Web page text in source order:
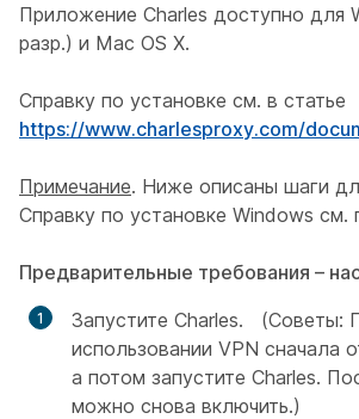
Приложение Charles доступно для
разр.) и Mac OS X.
Справку по установке см. в статье
https://www.charlesproxy.com/
Примечание. Ниже описаны шаги
Справку по установке Windows
Предварительные требования –
Запустите Charles. (Советы:
использовании VPN сначала
а потом запустите Charles.
можно снова включить.)